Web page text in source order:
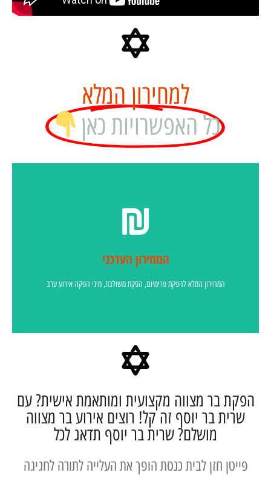
למחירון המלא
כל האפשרויות כאן
המחירון העדכני
המחירון המלא להפקת פרימיום, הפקת משולבת, מיני הפקה אירוע ערב
בר מצווה מקצועית ומותאמת אישית? עם
בר יוסף זה קל! רוצים אירוע בר מצווה
מושלם? שרית בר יוסף תדאג לכל
חזן לבית כנסת הופך את העלייה לתורה לחגיגה